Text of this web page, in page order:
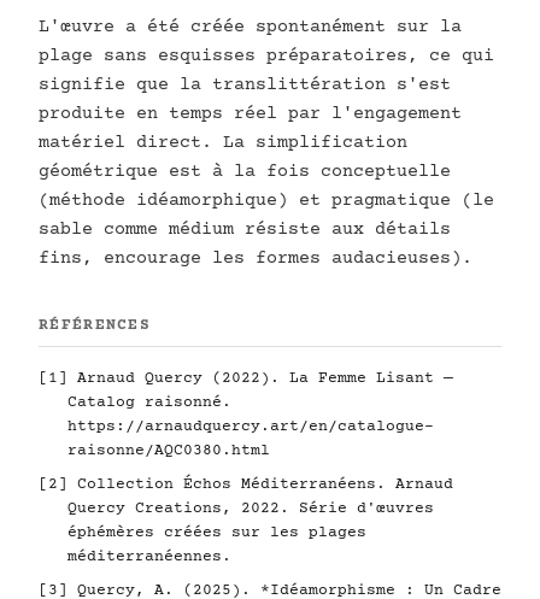
L'œuvre a été créée spontanément sur la
plage sans esquisses préparatoires, ce qui
signifie que la translittération s'est
produite en temps réel par l'engagement
matériel direct. La simplification
géométrique est à la fois conceptuelle
(méthode idéamorphique) et pragmatique (le
sable comme médium résiste aux détails
fins, encourage les formes audacieuses).
RÉFÉRENCES
[1] Arnaud Quercy (2022). La Femme Lisant —
Catalog raisonné.
https://arnaudquercy.art/en/catalogue-
raisonne/AQC0380.html
[2] Collection Échos Méditerranéens. Arnaud
Quercy Creations, 2022. Série d'œuvres
éphémères créées sur les plages
méditerranéennes.
[3] Quercy, A. (2025). *Idéamorphisme : Un Cadre